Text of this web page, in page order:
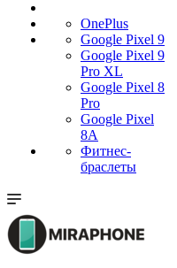
OnePlus
Google Pixel 9
Google Pixel 9
Pro XL
Google Pixel 8
Pro
Google Pixel
8A
Фитнес-
браслеты